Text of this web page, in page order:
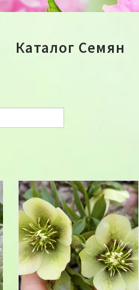
Каталог Семян